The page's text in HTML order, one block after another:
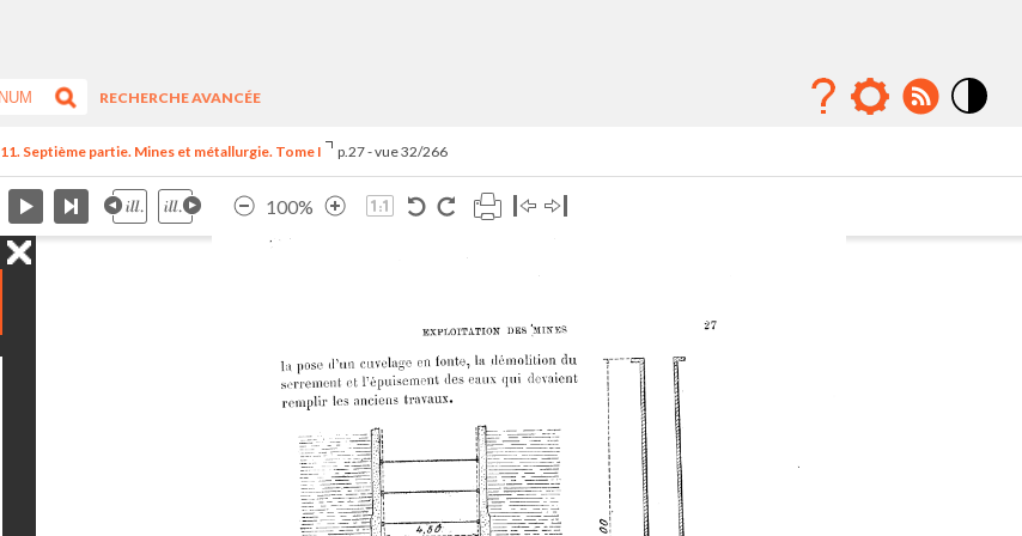
RECHERCHE AVANCÉE
11. Septième partie. Mines et métallurgie. Tome I p.27 - vue 32/266
100%